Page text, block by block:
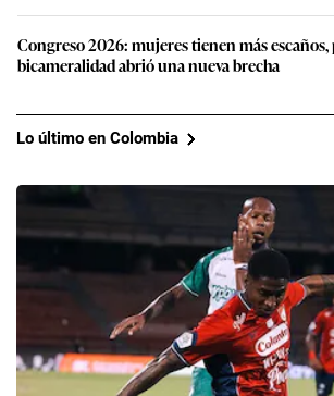
Congreso 2026: mujeres tienen más escaños,
bicameralidad abrió una nueva brecha
Lo último en Colombia